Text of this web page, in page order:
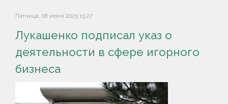
Пятница, 06 июня 2025 15:27
Лукашенко подписал указ о
деятельности в сфере игорного
бизнеса